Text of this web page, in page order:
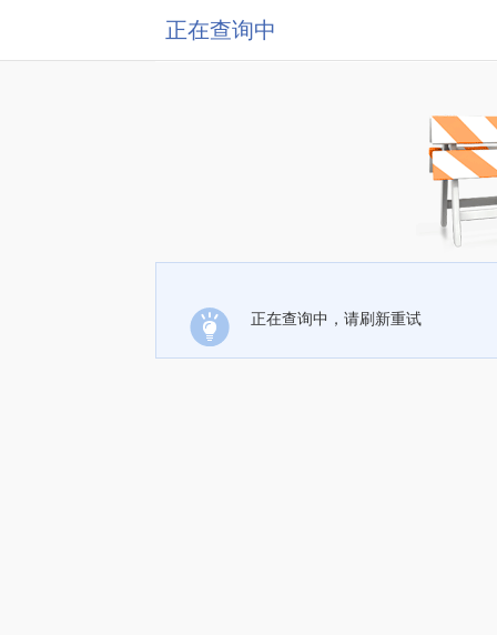
正在查询中
正在查询中，请刷新重试